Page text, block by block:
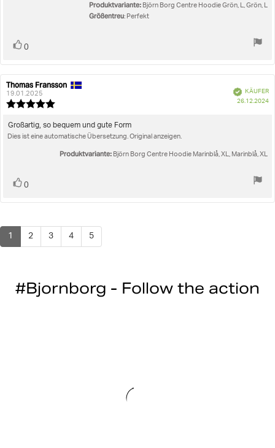
Produktvariante: Björn Borg Centre Hoodie Grön, L, Grön, L
Größentreu: Perfekt
Stimme
0
Autor
der
Rezension:
Thomas Fransson
19.01.2025
von
VerifiziertKÄUFER
26.12.2024
Rezensionstext:
Großartig, so bequem und gute Form
Dies ist eine automatische Übersetzung. Original anzeigen.
Produktvariante: Björn Borg Centre Hoodie Marinblå, XL, Marinblå, XL
Stimme
0
1 2 3 4 5
#Bjornborg - Follow the action